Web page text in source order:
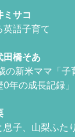
ミサコ
英語子育て
田橋そあ
の新米ママ「子
0年の成長記録」
息子、山梨ふた